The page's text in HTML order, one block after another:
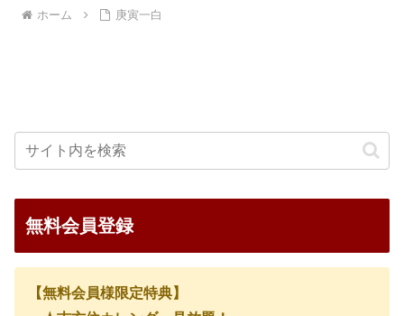
ホーム 庚寅一白
無料会員登録
【無料会員様限定特典】